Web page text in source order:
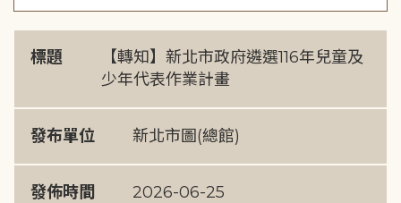
標題
【轉知】新北市政府遴選116年兒童及
少年代表作業計畫
發布單位 新北市圖(總館)
發佈時間 2026-06-25